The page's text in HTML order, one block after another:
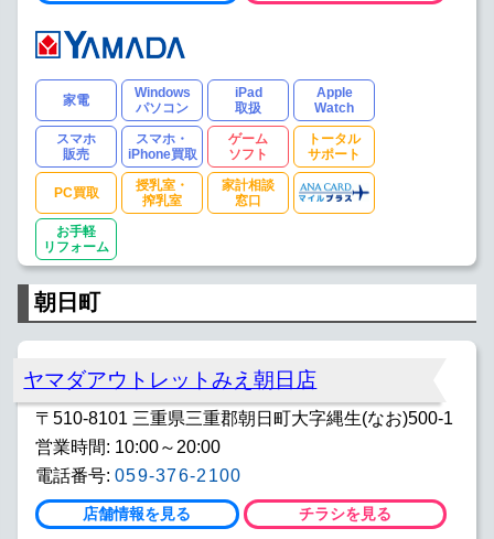
家電
Windows
パソコン
iPad
取扱
Apple
Watch
スマホ
販売
スマホ・
iPhone買取
ゲーム
ソフト
トータル
サポート
PC買取
授乳室・
搾乳室
家計相談
窓口
お手軽
リフォーム
朝日町
ヤマダアウトレットみえ朝日店
〒510-8101 三重県三重郡朝日町大字縄生(なお)500-1
営業時間: 10:00～20:00
電話番号: 059-376-2100
店舗情報を見る チラシを見る